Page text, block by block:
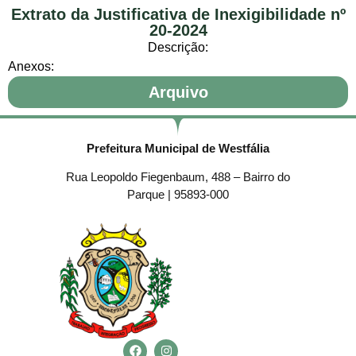
Extrato da Justificativa de Inexigibilidade nº
20-2024
Descrição:
Anexos:
Arquivo
Prefeitura Municipal de Westfália
Rua Leopoldo Fiegenbaum, 488 – Bairro do
Parque | 95893-000